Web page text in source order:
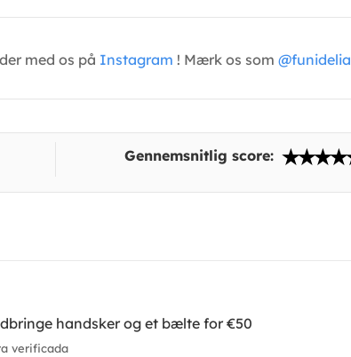
med os på Instagram ! Mærk os som @funidelia
Gennemsnitlig score:
handsker og et bælte for €50
verificada